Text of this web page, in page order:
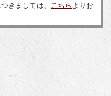
きましては、
こちら よりお